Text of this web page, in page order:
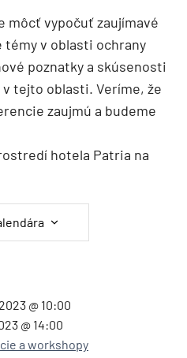
môcť vypočuť zaujímavé
témy v oblasti ochrany
poznatky a skúsenosti
tejto oblasti. Veríme, že
zaujmú a budeme
hotela Patria na
@ 10:00
@ 14:00
a workshopy